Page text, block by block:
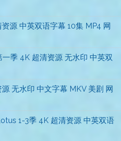
源 中英双语字幕 10集 MP4 网
季 4K 超清资源 无水印 中英双
无水印 中文字幕 MKV 美剧 网
1-3季 4K 超清资源 中英双语